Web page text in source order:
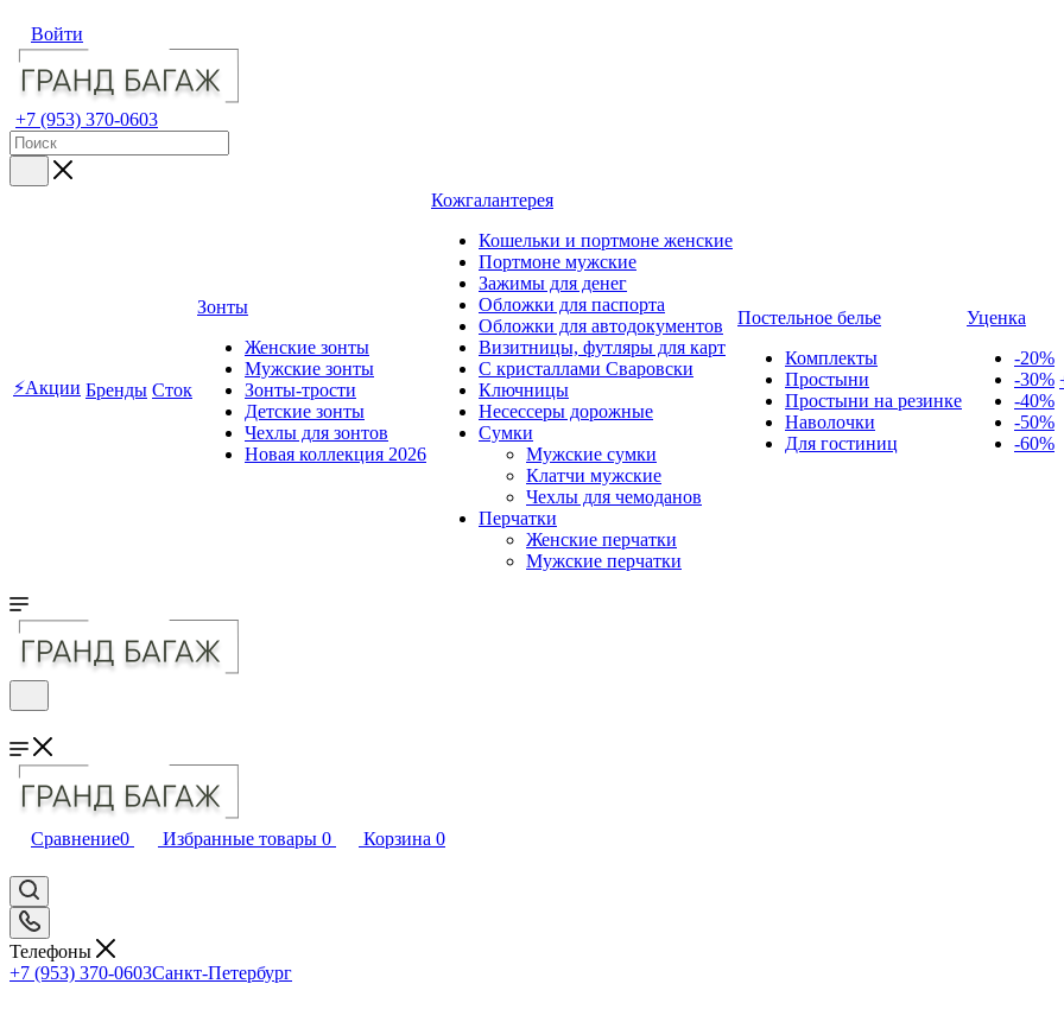
Войти
+7 (953) 370-0603
⚡Акции Бренды Сток
Зонты
Женские зонты
Мужские зонты
Зонты-трости
Детские зонты
Чехлы для зонтов
Новая коллекция 2026
Кожгалантерея
Кошельки и портмоне женские
Портмоне мужские
Зажимы для денег
Обложки для паспорта
Обложки для автодокументов
Визитницы, футляры для карт
C кристаллами Сваровски
Ключницы
Несессеры дорожные
Сумки
Мужские сумки
Клатчи мужские
Чехлы для чемоданов
Перчатки
Женские перчатки
Мужские перчатки
Постельное белье
Комплекты
Простыни
Простыни на резинке
Наволочки
Для гостиниц
Уценка
-20%
-30%
-40%
-50%
-60%
Сравнение0 Избранные товары 0 Корзина 0
Телефоны
+7 (953) 370-0603Санкт-Петербург